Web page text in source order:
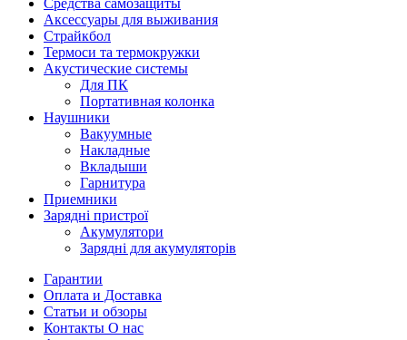
Аксессуары для выживания
Страйкбол
Термоси та термокружки
Акустические системы
Для ПК
Портативная колонка
Наушники
Вакуумные
Накладные
Вкладыши
Гарнитура
Приемники
Зарядні пристрої
Акумулятори
Зарядні для акумуляторів
Гарантии
Оплата и Доставка
Статьи и обзоры
Контакты О нас